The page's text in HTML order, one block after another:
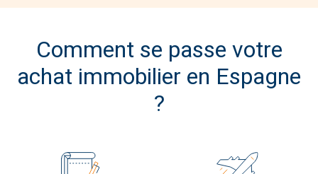
Comment se passe votre
achat immobilier en Espagne
?